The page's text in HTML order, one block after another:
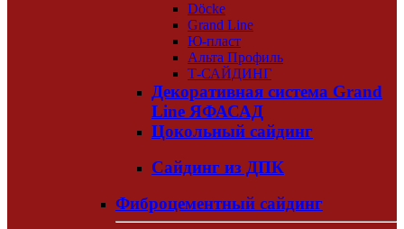
Döcke
Grand Line
Ю-пласт
Альта Профиль
Т-САЙДИНГ
Декоративная система Grand
Line ЯФАСАД
Цокольный сайдинг
Сайдинг из ДПК
Фиброцементный сайдинг